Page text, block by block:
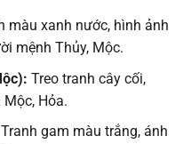
màu xanh nước, hình ảnh
mệnh Thủy, Mộc.
Treo tranh cây cối,
Hỏa.
Tranh gam màu trắng, ánh